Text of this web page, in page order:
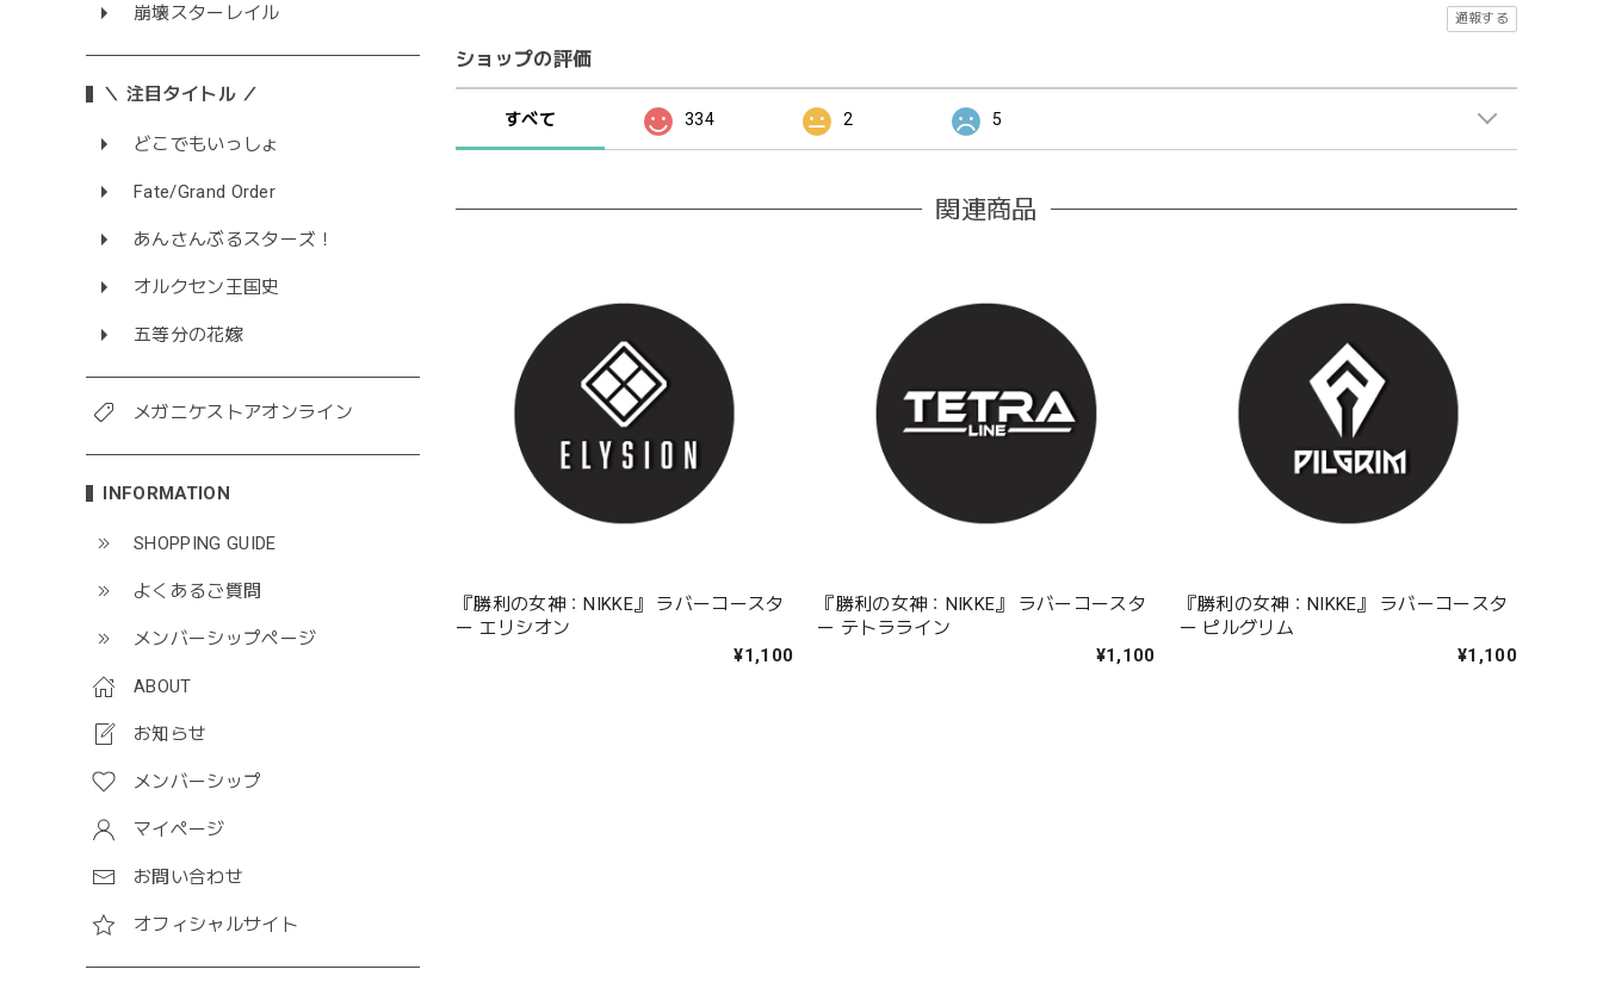
崩壊スターレイル
＼ 注目タイトル ／
どこでもいっしょ
Fate/Grand Order
あんさんぶるスターズ！
オルクセン王国史
五等分の花嫁
メガニケストアオンライン
INFORMATION
SHOPPING GUIDE
よくあるご質問
メンバーシップページ
ABOUT
お知らせ
メンバーシップ
マイページ
お問い合わせ
オフィシャルサイト
通報する
ショップの評価
すべて 334 2 5
関連商品
『勝利の女神：NIKKE』 ラバーコースタ
ー エリシオン
¥1,100
『勝利の女神：NIKKE』 ラバーコースタ
ー テトラライン
¥1,100
『勝利の女神：NIKKE』 ラバーコースタ
ー ピルグリム
¥1,100